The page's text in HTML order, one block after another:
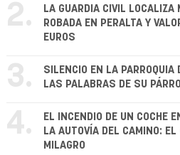
2.
LA GUARDIA CIVIL
ROBADA EN PERALTA Y
EUROS
3.
SILENCIO EN LA PARROQUIA
LAS PALABRAS DE SU
4.
EL INCENDIO DE UN COCHE
LA AUTOVÍA DEL CAMINO:
MILAGRO